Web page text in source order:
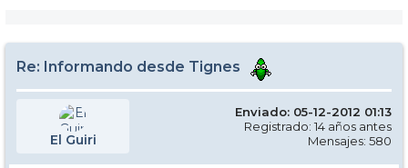
Re: Informando desde Tignes
El Guiri
Enviado: 05-12-2012 01:13
Registrado: 14 años antes
Mensajes: 580